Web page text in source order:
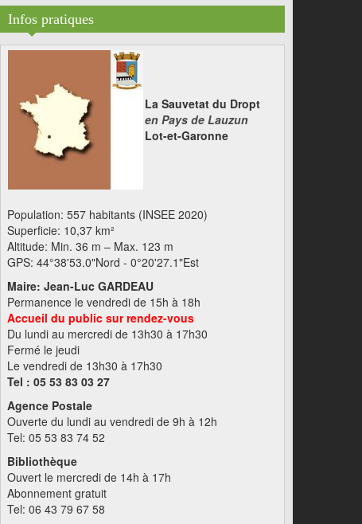
Infos pratiques
La Sauvetat du Dropt
en Pays de Lauzun
Lot-et-Garonne
Population: 557 habitants (INSEE 2020)
Superficie: 10,37 km²
Altitude: Min. 36 m – Max. 123 m
GPS: 44°38'53.0"Nord - 0°20'27.1"Est
Maire: Jean-Luc GARDEAU
Permanence le vendredi de 15h à 18h
Accueil du public sur rendez-vous
Du lundi au mercredi de 13h30 à 17h30
Fermé le jeudi
Le vendredi de 13h30 à 17h30
Tel : 05 53 83 03 27
Agence Postale
Ouverte du lundi au vendredi de 9h à 12h
Tel: 05 53 83 74 52
Bibliothèque
Ouvert le mercredi de 14h à 17h
Abonnement gratuit
Tel: 06 43 79 67 58